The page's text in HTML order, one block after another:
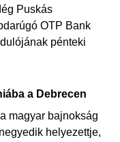
Puskás
OTP Bank
pénteki
a Debrecen
magyar bajnokság
helyezettje,